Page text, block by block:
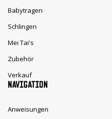
Babytragen
Schlingen
Mei Tai's
Zubehör
Verkauf
NAVIGATION
Anweisungen